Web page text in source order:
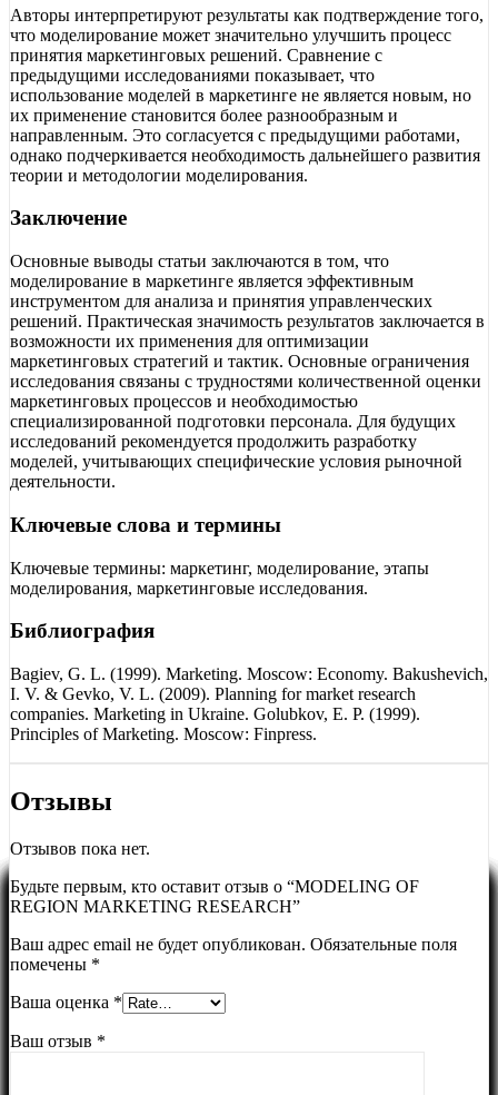
Авторы интерпретируют результаты как подтверждение того,
что моделирование может значительно улучшить процесс
принятия маркетинговых решений. Сравнение с
предыдущими исследованиями показывает, что
использование моделей в маркетинге не является новым, но
их применение становится более разнообразным и
направленным. Это согласуется с предыдущими работами,
однако подчеркивается необходимость дальнейшего развития
теории и методологии моделирования.
Заключение
Основные выводы статьи заключаются в том, что
моделирование в маркетинге является эффективным
инструментом для анализа и принятия управленческих
решений. Практическая значимость результатов заключается в
возможности их применения для оптимизации
маркетинговых стратегий и тактик. Основные ограничения
исследования связаны с трудностями количественной оценки
маркетинговых процессов и необходимостью
специализированной подготовки персонала. Для будущих
исследований рекомендуется продолжить разработку
моделей, учитывающих специфические условия рыночной
деятельности.
Ключевые слова и термины
Ключевые термины: маркетинг, моделирование, этапы
моделирования, маркетинговые исследования.
Библиография
Bagiev, G. L. (1999). Marketing. Moscow: Economy. Bakushevich,
І. V. & Gevko, V. L. (2009). Planning for market research
companies. Marketing in Ukraine. Golubkov, E. P. (1999).
Principles of Marketing. Moscow: Finpress.
Отзывы
Отзывов пока нет.
Будьте первым, кто оставит отзыв о “MODELING OF
REGION MARKETING RESEARCH”
Ваш адрес email не будет опубликован. Обязательные поля
помечены *
Ваша оценка *
Ваш отзыв *